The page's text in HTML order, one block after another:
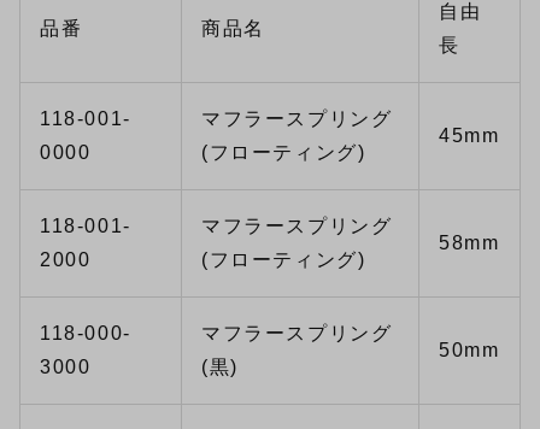
品番 商品名
自由
長
118-001-
0000
マフラースプリング
(フローティング)
45mm
118-001-
2000
マフラースプリング
(フローティング)
58mm
118-000-
3000
マフラースプリング
(黒)
50mm